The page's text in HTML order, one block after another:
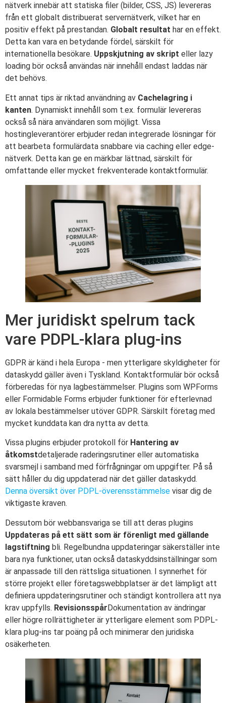
nätverk innebär att statiska filer (bilder, CSS, JS) levereras
från ett globalt distribuerat servernätverk, vilket har en
positiv effekt på prestandan. Globalt resultat har en effekt.
Detta kan vara en betydande fördel, särskilt för
internationella besökare. Uppskjutning av skript eller lazy
loading bör också användas när innehåll endast laddas när
det behövs.
Ett annat tips är riktad användning av Cachelagring i
kanten. Dynamiskt innehåll som t.ex. formulär levereras
också så nära användaren som möjligt. Vissa
hostingleverantörer erbjuder redan integrerade lösningar för
att bearbeta formulärdata snabbare via caching eller edge-
nätverk. Detta kan ge en märkbar lättnad, särskilt för
omfattande eller mycket frekventerade kontaktformulär.
Mer juridiskt spelrum tack
vare PDPL-klara plug-ins
GDPR är känd i hela Europa - men ytterligare skyldigheter för
dataskydd gäller även i Tyskland. Kontaktformulär bör också
förberedas för nya lagbestämmelser. Plugins som WPForms
eller Formidable Forms erbjuder funktioner för efterlevnad
av lokala bestämmelser utöver GDPR. Särskilt företag med
mycket kunddata kan dra nytta av detta.
Vissa plugins erbjuder protokoll för Hantering av
åtkomstdetaljerade raderingsrutiner eller automatiska
svarsmejl i samband med förfrågningar om uppgifter. På så
sätt håller du dig uppdaterad när det gäller dataskydd.
Denna översikt över PDPL-överensstämmelse visar dig de
viktigaste kraven.
Dessutom bör webbansvariga se till att deras plugins
Uppdateras på ett sätt som är förenligt med gällande
lagstiftning bli. Regelbundna uppdateringar säkerställer inte
bara nya funktioner, utan också dataskyddsinställningar som
är anpassade till den rättsliga situationen. I synnerhet för
större projekt eller företagswebbplatser är det lämpligt att
definiera uppdateringsrutiner och ständigt kontrollera att nya
krav uppfylls. RevisionsspårDokumentation av ändringar
eller högre rollrättigheter är ytterligare element som PDPL-
klara plug-ins tar poäng på och minimerar den juridiska
osäkerheten.